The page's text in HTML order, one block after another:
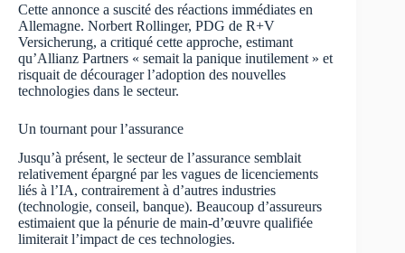
Cette annonce a suscité des réactions immédiates en
Allemagne. Norbert Rollinger, PDG de R+V
Versicherung, a critiqué cette approche, estimant
qu’Allianz Partners « semait la panique inutilement » et
risquait de décourager l’adoption des nouvelles
technologies dans le secteur.
Un tournant pour l’assurance
Jusqu’à présent, le secteur de l’assurance semblait
relativement épargné par les vagues de licenciements
liés à l’IA, contrairement à d’autres industries
(technologie, conseil, banque). Beaucoup d’assureurs
estimaient que la pénurie de main-d’œuvre qualifiée
limiterait l’impact de ces technologies.